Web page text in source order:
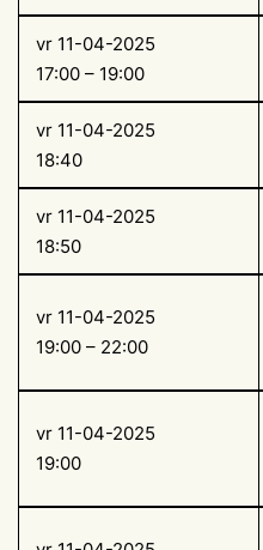
vr 11-04-2025
17:00 – 19:00
vr 11-04-2025
18:40
vr 11-04-2025
18:50
vr 11-04-2025
19:00 – 22:00
vr 11-04-2025
19:00